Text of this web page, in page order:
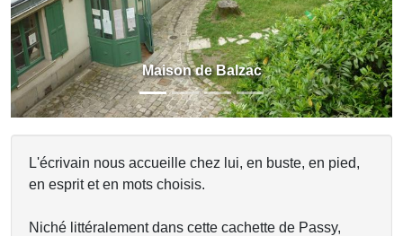
Maison de Balzac
L'écrivain nous accueille chez lui, en buste, en pied,
en esprit et en mots choisis.
Niché littéralement dans cette cachette de Passy,